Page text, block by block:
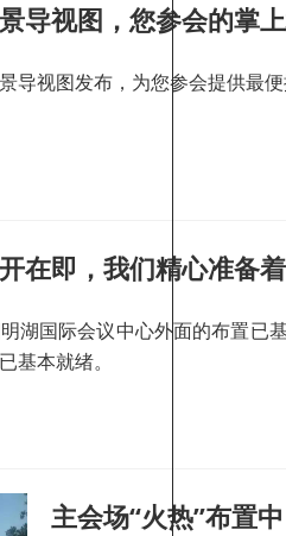
导视图，您参会的掌
导视图发布，为您参会提供最便
在即，我们精心准备着
国际会议中心外面的布置已
基本就绪。
主会场“火热”布置